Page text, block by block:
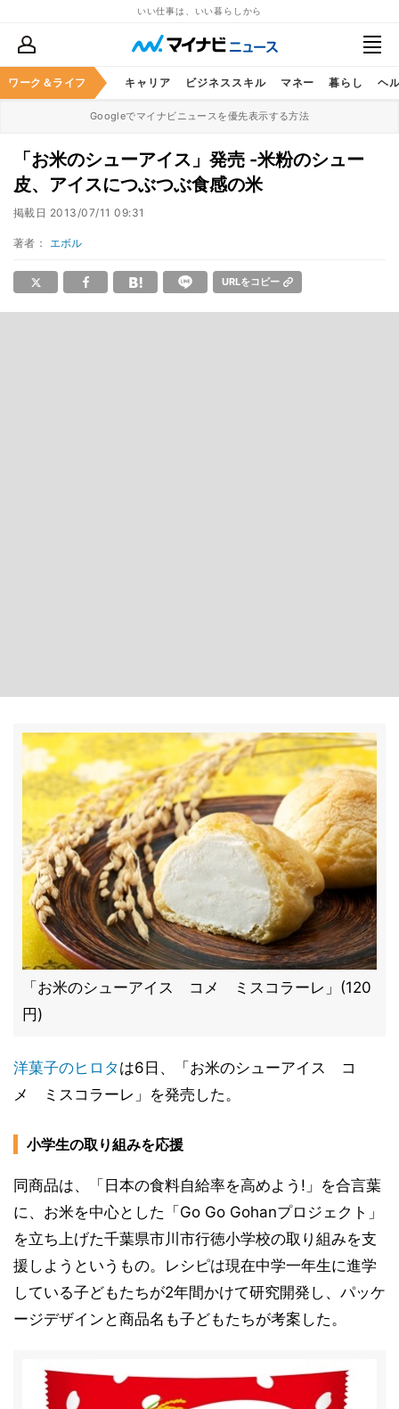
いい仕事は、いい暮らしから
ワーク＆ライフ キャリア ビジネススキル マネー 暮らし ヘ
Googleでマイナビニュースを優先表示する方法
「お米のシューアイス」発売 -米粉のシュー
皮、アイスにつぶつぶ食感の米
掲載日 2013/07/11 09:31
著者： エボル
URLをコピー
「お米のシューアイス コメ ミスコラーレ」(120
円)
洋菓子のヒロタ は6日、「お米のシューアイス コ
メ ミスコラーレ」を発売した。
小学生の取り組みを応援
同商品は、「日本の食料自給率を高めよう!」を合言葉
に、お米を中心とした「Go Go Gohanプロジェクト」
を立ち上げた千葉県市川市行徳小学校の取り組みを支
援しようというもの。レシピは現在中学一年生に進学
している子どもたちが2年間かけて研究開発し、パッケ
ージデザインと商品名も子どもたちが考案した。